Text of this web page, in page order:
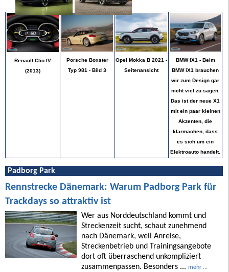
Renault Clio IV
(2013)
Porsche Boxster
Typ 981 - Bild 3
Opel Mokka B 2021 -
Seitenansicht
BMW iX1 - Beim
BMW iX1 brauchen
wir zum Design gar
nicht viel zu sagen.
Das ist der neue X1
mit ein paar kleinen
Akzenten, die
klarmachen, dass
es sich um ein
Elektroauto handelt.
Padborg Park
Rennstrecke Dänemark: Warum Padborg Park für
Trackdays so attraktiv ist
Wer aus Norddeutschland kommt und
Streckenzeit sucht, schaut zunehmend
nach Dänemark, weil Anreise,
Streckenbetrieb und Trainingsangebote
dort oft überraschend unkompliziert
zusammenpassen. Besonders ... mehr ...